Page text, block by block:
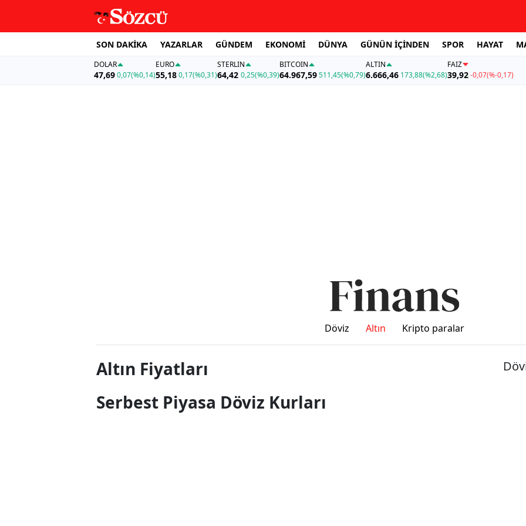
SON DAKİKA YAZARLAR GÜNDEM EKONOMİ DÜNYA GÜNÜN İÇİNDEN SPOR HAYAT
DOLAR
47,690,07(%0,14)
EURO
55,18 0,17(%0,31)
STERLIN
64,42 0,25(%0,39)
BITCOIN
64.967,59511,45(%0,79)
ALTIN
6.666,46 173,88(%2,68)
FAİZ
39,92-0,07(%-0,17)
Döviz Altın Kripto paralar
Altın Fiyatları
Serbest Piyasa Döviz Kurları